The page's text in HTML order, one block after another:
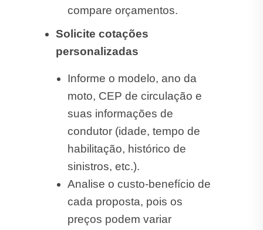
compare orçamentos.
Solicite cotações
personalizadas
Informe o modelo, ano da
moto, CEP de circulação e
suas informações de
condutor (idade, tempo de
habilitação, histórico de
sinistros, etc.).
Analise o custo-benefício de
cada proposta, pois os
preços podem variar